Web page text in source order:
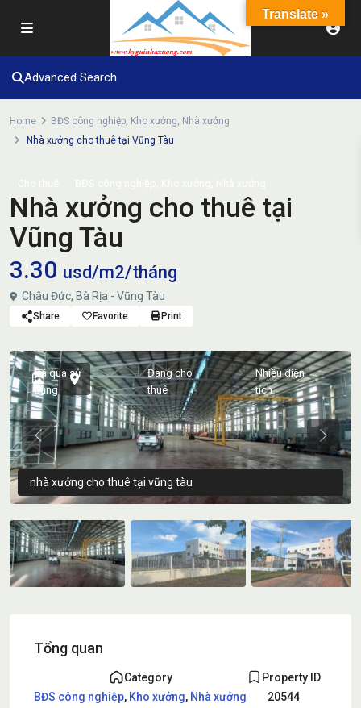
Advanced Search
Home BĐS công nghiệp, Kho xưởng, Nhà xưởng
Nhà xưởng cho thuê tại Vũng Tàu
Nhà xưởng cho thuê tại
Vũng Tàu
3.30 usd/m2/tháng
Châu Đức, Bà Rịa - Vũng Tàu
Share Favorite Print
Đã qua sử
dụng
Đang cho
thuê
Nhiều diện
tích
nhà xưởng cho thuê tại vũng tàu
Previous
Tổng quan
Category
BĐS công nghiệp, Kho xưởng, Nhà xưởng
Property ID
20544
Translate »